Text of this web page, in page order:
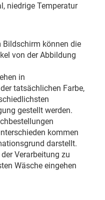
niedrige Temperatur
können die
von der Abbildung
in
tatsächlichen Farbe,
gestellt werden.
kommen
darstellt.
Verarbeitung zu
Wäsche eingehen